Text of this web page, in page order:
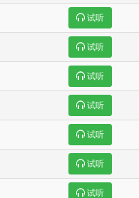
试听
试听
试听
试听
试听
试听
试听